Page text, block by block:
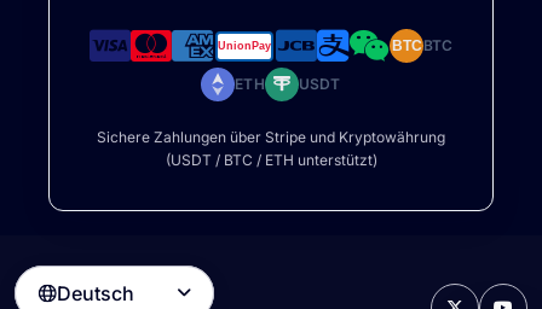
BTCBTC
ETH USDT
Sichere Zahlungen über Stripe und Kryptowährung
(USDT / BTC / ETH unterstützt)
Deutsch 